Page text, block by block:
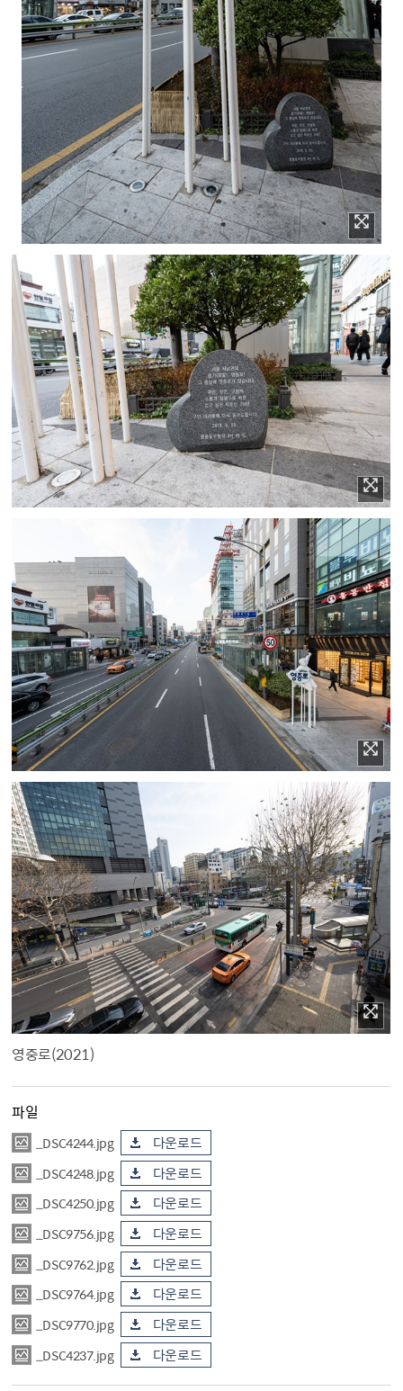
영중로(2021)
파일
_DSC4244.jpg
다운로드
_DSC4248.jpg
다운로드
_DSC4250.jpg
다운로드
_DSC9756.jpg
다운로드
_DSC9762.jpg
다운로드
_DSC9764.jpg
다운로드
_DSC9770.jpg
다운로드
_DSC4237.jpg
다운로드